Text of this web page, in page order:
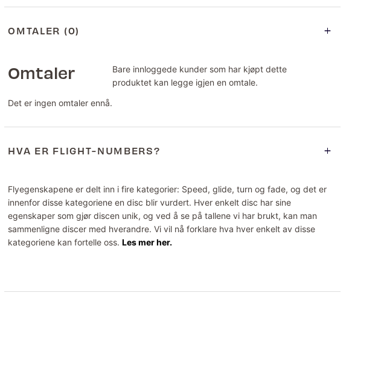
OMTALER (0)
Omtaler
Det er ingen omtaler ennå.
Bare innloggede kunder som har kjøpt dette
produktet kan legge igjen en omtale.
HVA ER FLIGHT-NUMBERS?
Flyegenskapene er delt inn i fire kategorier: Speed, glide, turn og fade, og det er
innenfor disse kategoriene en disc blir vurdert. Hver enkelt disc har sine
egenskaper som gjør discen unik, og ved å se på tallene vi har brukt, kan man
sammenligne discer med hverandre. Vi vil nå forklare hva hver enkelt av disse
kategoriene kan fortelle oss.Les mer her.